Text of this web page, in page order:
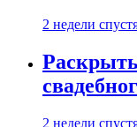
2 недели
2 недели